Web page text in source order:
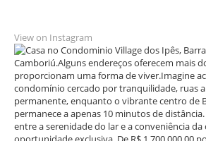
View on Instagram